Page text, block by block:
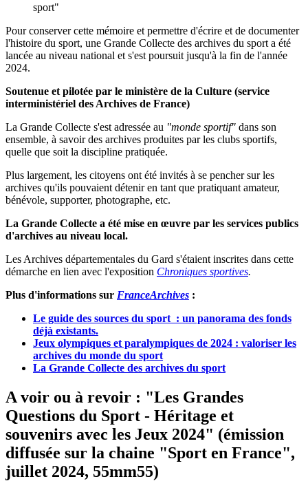
sport"
Pour conserver cette mémoire et permettre d'écrire et de documenter
l'histoire du sport, une Grande Collecte des archives du sport a été
lancée au niveau national et s'est poursuit jusqu'à la fin de l'année
2024.
Soutenue et pilotée par le ministère de la Culture (service
interministériel des Archives de France)
La Grande Collecte s'est adressée au "monde sportif" dans son
ensemble, à savoir des archives produites par les clubs sportifs,
quelle que soit la discipline pratiquée.
Plus largement, les citoyens ont été invités à se pencher sur les
archives qu'ils pouvaient détenir en tant que pratiquant amateur,
bénévole, supporter, photographe, etc.
La Grande Collecte a été mise en œuvre par les services publics
d'archives au niveau local.
Les Archives départementales du Gard s'étaient inscrites dans cette
démarche en lien avec l'exposition Chroniques sportives.
Plus d'informations sur FranceArchives :
Le guide des sources du sport : un panorama des fonds
déjà existants.
Jeux olympiques et paralympiques de 2024 : valoriser les
archives du monde du sport
La Grande Collecte des archives du sport
A voir ou à revoir : "Les Grandes
Questions du Sport - Héritage et
souvenirs avec les Jeux 2024" (émission
diffusée sur la chaine "Sport en France",
juillet 2024, 55mm55)